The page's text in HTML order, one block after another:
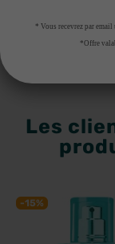
RUPTURE DE
Les
-15%
* Vous recevrez par
*Offre